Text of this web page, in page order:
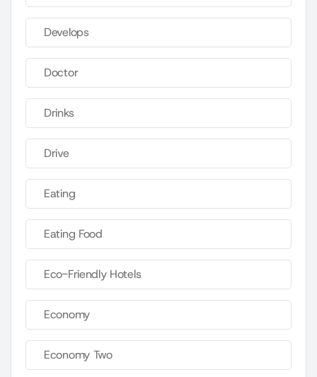
Develops
Doctor
Drinks
Drive
Eating
Eating Food
Eco-Friendly Hotels
Economy
Economy Two